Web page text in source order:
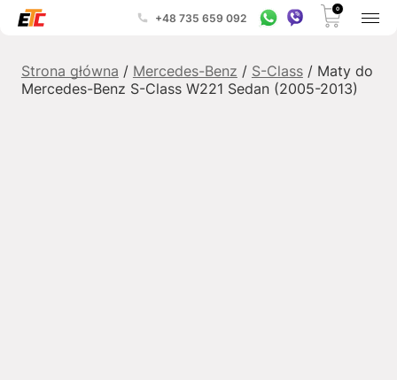
+48 735 659 092
0
Strona główna / Mercedes-Benz / S-Class/ Maty do
Mercedes-Benz S-Class W221 Sedan (2005-2013)